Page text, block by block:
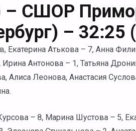
– СШОР
– 32:25
Екатерина Атькова – 7, Анна
Антонова – 1, Татьяна
Алиса Леонова, Анастасия
– 8, Марина Шустова – 5,